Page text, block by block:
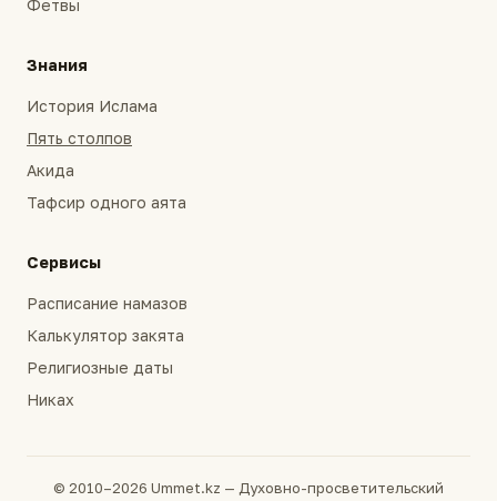
Фетвы
Знания
История Ислама
Пять столпов
Акида
Тафсир одного аята
Сервисы
Расписание намазов
Калькулятор закята
Религиозные даты
Никах
© 2010–2026 Ummet.kz — Духовно-просветительский